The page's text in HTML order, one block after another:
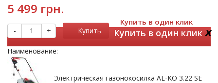
5 499 грн.
- + Купить
Купить в один клик
Купить в один клик x
Наименование:
Электрическая газонокосилка AL-KO 3.22 SE